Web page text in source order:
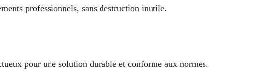
professionnels, sans destruction inutile.
pour une solution durable et conforme aux normes.